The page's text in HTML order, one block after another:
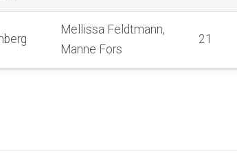
Mellissa Feldtmann,
Manne Fors
21